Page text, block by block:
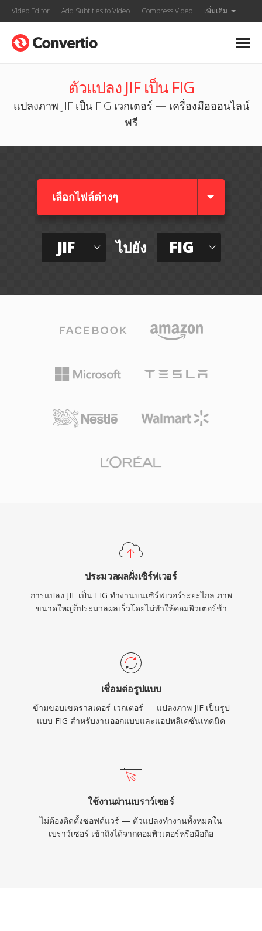
Video Editor Add Subtitles to Video Compress Video เพิ่มเติม
ตัวแปลง JIF เป็น FIG
แปลงภาพ JIF เป็น FIG เวกเตอร์ — เครื่องมือออนไลน์
ฟรี
เลือกไฟล์ต่างๆ​
JIF ไปยัง FIG
ประมวลผลฝั่งเซิร์ฟเวอร์
การแปลง JIF เป็น FIG ทำงานบนเซิร์ฟเวอร์ระยะไกล ภาพ
ขนาดใหญ่ก็ประมวลผลเร็วโดยไม่ทำให้คอมพิวเตอร์ช้า
เชื่อมต่อรูปแบบ
ข้ามขอบเขตราสเตอร์-เวกเตอร์ — แปลงภาพ JIF เป็นรูป
แบบ FIG สำหรับงานออกแบบและแอปพลิเคชันเทคนิค
ใช้งานผ่านเบราว์เซอร์
ไม่ต้องติดตั้งซอฟต์แวร์ — ตัวแปลงทำงานทั้งหมดใน
เบราว์เซอร์ เข้าถึงได้จากคอมพิวเตอร์หรือมือถือ